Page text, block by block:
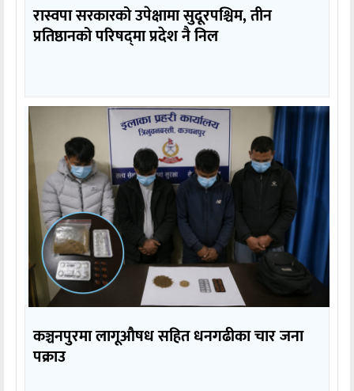
रास्वपा सरकारको उपेक्षामा सुदूरपश्चिम, तीन
प्रतिष्ठानको परिषद्‌मा प्रदेश नै निल
कञ्चनपुरमा लागूऔषध सहित धनगढीका चार जना
पक्राउ